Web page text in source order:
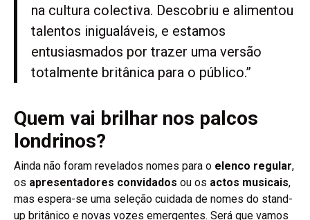
na cultura colectiva. Descobriu e alimentou
talentos inigualáveis, e estamos
entusiasmados por trazer uma versão
totalmente britânica para o público.”
Quem vai brilhar nos palcos
londrinos?
Ainda não foram revelados nomes para o elenco regular,
os apresentadores convidados ou os actos musicais,
mas espera-se uma seleção cuidada de nomes do stand-
up britânico e novas vozes emergentes. Será que vamos